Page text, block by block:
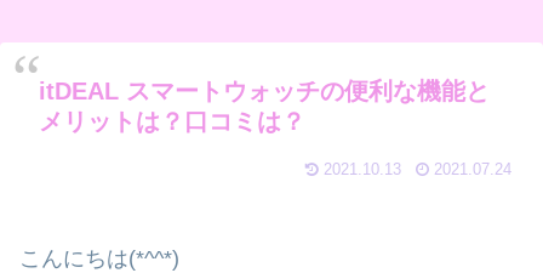
itDEAL スマートウォッチの便利な機能と
メリットは？口コミは？
2021.10.13 2021.07.24
こんにちは(*^^*)